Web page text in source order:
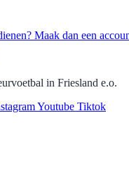
Maak dan een
in Friesland e.o.
Youtube Tiktok